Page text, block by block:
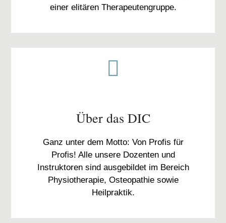
einer elitären Therapeutengruppe.

Über das DIC
Ganz unter dem Motto: Von Profis für
Profis! Alle unsere Dozenten und
Instruktoren sind ausgebildet im Bereich
Physiotherapie, Osteopathie sowie
Heilpraktik.